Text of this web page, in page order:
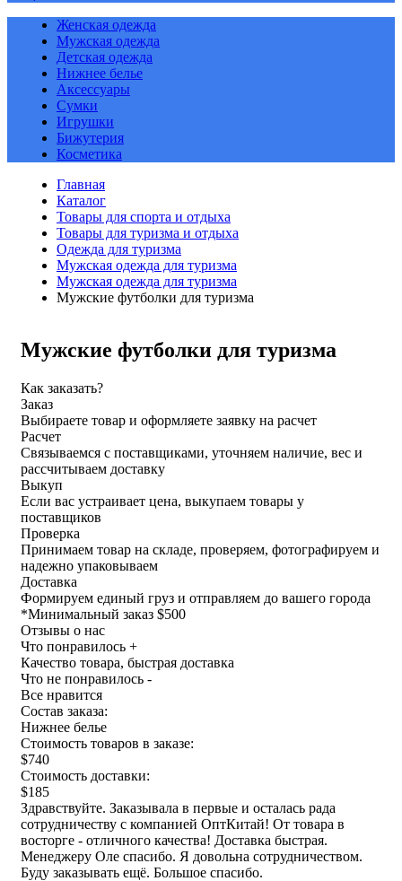
Женская одежда
Мужская одежда
Детская одежда
Нижнее белье
Аксессуары
Сумки
Игрушки
Бижутерия
Косметика
Главная
Каталог
Товары для спорта и отдыха
Товары для туризма и отдыха
Одежда для туризма
Мужская одежда для туризма
Мужская одежда для туризма
Мужские футболки для туризма
Мужские футболки для туризма
Как заказать?
Заказ
Выбираете товар и оформляете заявку на расчет
Расчет
Связываемся с поставщиками, уточняем наличие, вес и
рассчитываем доставку
Выкуп
Если вас устраивает цена, выкупаем товары у
поставщиков
Проверка
Принимаем товар на складе, проверяем, фотографируем и
надежно упаковываем
Доставка
Формируем единый груз и отправляем до вашего города
*Минимальный заказ $500
Отзывы о нас
Что понравилось +
Качество товара, быстрая доставка
Что не понравилось -
Все нравится
Состав заказа:
Нижнее белье
Стоимость товаров в заказе:
$740
Стоимость доставки:
$185
Здравствуйте. Заказывала в первые и осталась рада
сотрудничеству с компанией ОптКитай! От товара в
восторге - отличного качества! Доставка быстрая.
Менеджеру Оле спасибо. Я довольна сотрудничеством.
Буду заказывать ещё. Большое спасибо.